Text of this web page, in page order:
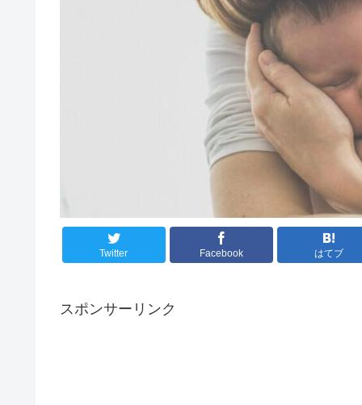
Twitter Facebook はてブ
スポンサーリンク